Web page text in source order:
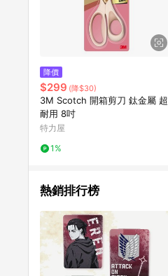
降價
$299 (降$30)
3M Scotch 開箱剪刀 鈦金屬 超
耐用 8吋
特力屋
1%
熱銷排行榜